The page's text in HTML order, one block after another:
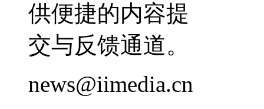
供便捷的内容提
交与反馈通道。
news@iimedia.cn